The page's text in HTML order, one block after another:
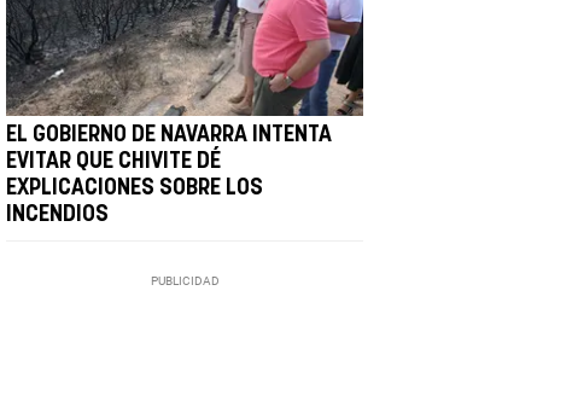
EL GOBIERNO DE NAVARRA INTENTA
EVITAR QUE CHIVITE DÉ
EXPLICACIONES SOBRE LOS
INCENDIOS